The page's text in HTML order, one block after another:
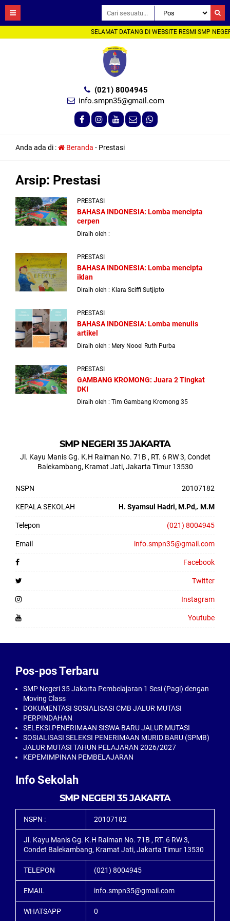
SELAMAT DATANG DI WEBSITE RESMI SMP
(021) 8004945
info.smpn35@gmail.com
Anda ada di : Beranda - Prestasi
Arsip: Prestasi
PRESTASI
BAHASA INDONESIA: Lomba mencipta
cerpen
Diraih oleh :
PRESTASI
BAHASA INDONESIA: Lomba mencipta
iklan
Diraih oleh : Klara Sciffi Sutjipto
PRESTASI
BAHASA INDONESIA: Lomba menulis
artikel
Diraih oleh : Mery Nooel Ruth Purba
PRESTASI
GAMBANG KROMONG: Juara 2 Tingkat
DKI
Diraih oleh : Tim Gambang Kromong 35
SMP NEGERI 35 JAKARTA
Jl. Kayu Manis Gg. K.H Raiman No. 71B , RT. 6 RW 3, Condet
Balekambang, Kramat Jati, Jakarta Timur 13530
NSPN 20107182
KEPALA SEKOLAH H. Syamsul Hadri, M.Pd,. M.M
Telepon (021) 8004945
Email info.smpn35@gmail.com
Facebook
Twitter
Instagram
Youtube
Pos-pos Terbaru
SMP Negeri 35 Jakarta Pembelajaran 1 Sesi (Pagi) dengan
Moving Class
DOKUMENTASI SOSIALISASI CMB JALUR MUTASI
PERPINDAHAN
SELEKSI PENERIMAAN SISWA BARU JALUR MUTASI
SOSIALISASI SELEKSI PENERIMAAN MURID BARU (SPMB)
JALUR MUTASI TAHUN PELAJARAN 2026/2027
KEPEMIMPINAN PEMBELAJARAN
Info Sekolah
SMP NEGERI 35 JAKARTA
NSPN : 20107182
Jl. Kayu Manis Gg. K.H Raiman No. 71B , RT. 6 RW 3,
Condet Balekambang, Kramat Jati, Jakarta Timur 13530
TELEPON (021) 8004945
EMAIL info.smpn35@gmail.com
WHATSAPP 0